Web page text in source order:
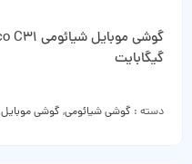
گیگابایت
دسته : گوشی شیائومی,گوشی موبایل